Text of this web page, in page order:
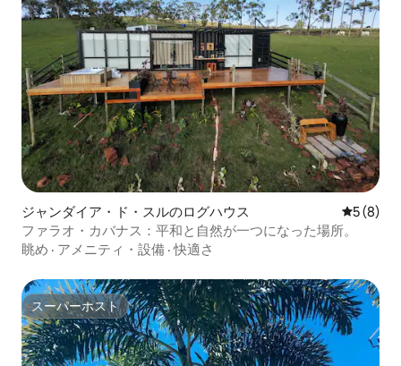
ジャンダイア・ド・スルのログハウス レビュー
5 (8)
ファラオ・カバナス：平和と自然が一つになった場所。
眺め · アメニティ・設備 ·快適さ
スーパーホスト
スーパーホスト